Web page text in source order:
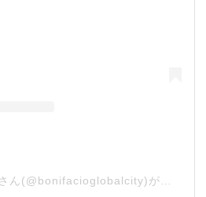
Bonifacio Global Cityさん(@bonifacioglobalcity)がシェアした投稿